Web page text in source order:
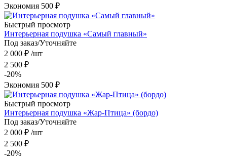
Экономия 500 ₽
Быстрый просмотр
Интерьерная подушка «Самый главный»
Под заказ/Уточняйте
2 000 ₽ /шт
2 500 ₽
-20%
Экономия 500 ₽
Быстрый просмотр
Интерьерная подушка «Жар-Птица» (бордо)
Под заказ/Уточняйте
2 000 ₽ /шт
2 500 ₽
-20%